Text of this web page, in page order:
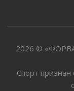
2026 ©
Спорт